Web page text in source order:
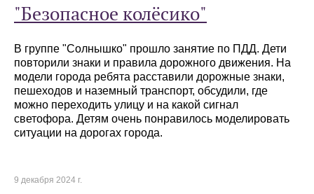
"Безопасное колёсико"
В группе "Солнышко" прошло занятие по ПДД. Дети
повторили знаки и правила дорожного движения. На
модели города ребята расставили дорожные знаки,
пешеходов и наземный транспорт, обсудили, где
можно переходить улицу и на какой сигнал
светофора. Детям очень понравилось моделировать
ситуации на дорогах города.
9 декабря 2024 г.